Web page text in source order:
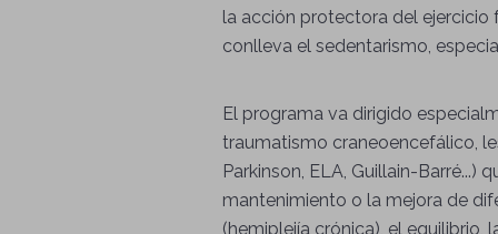
la acción protectora del
conlleva el sedentarismo,
El programa va dirigido
traumatismo craneoencefálico,
Parkinson, ELA, Guillain-
mantenimiento o la mejora de
(hemiplejía crónica), el equilibrio,